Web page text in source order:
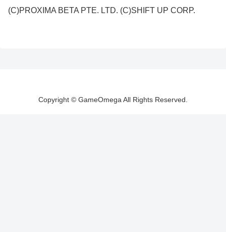
(C)PROXIMA BETA PTE. LTD. (C)SHIFT UP CORP.
Copyright © GameOmega All Rights Reserved.